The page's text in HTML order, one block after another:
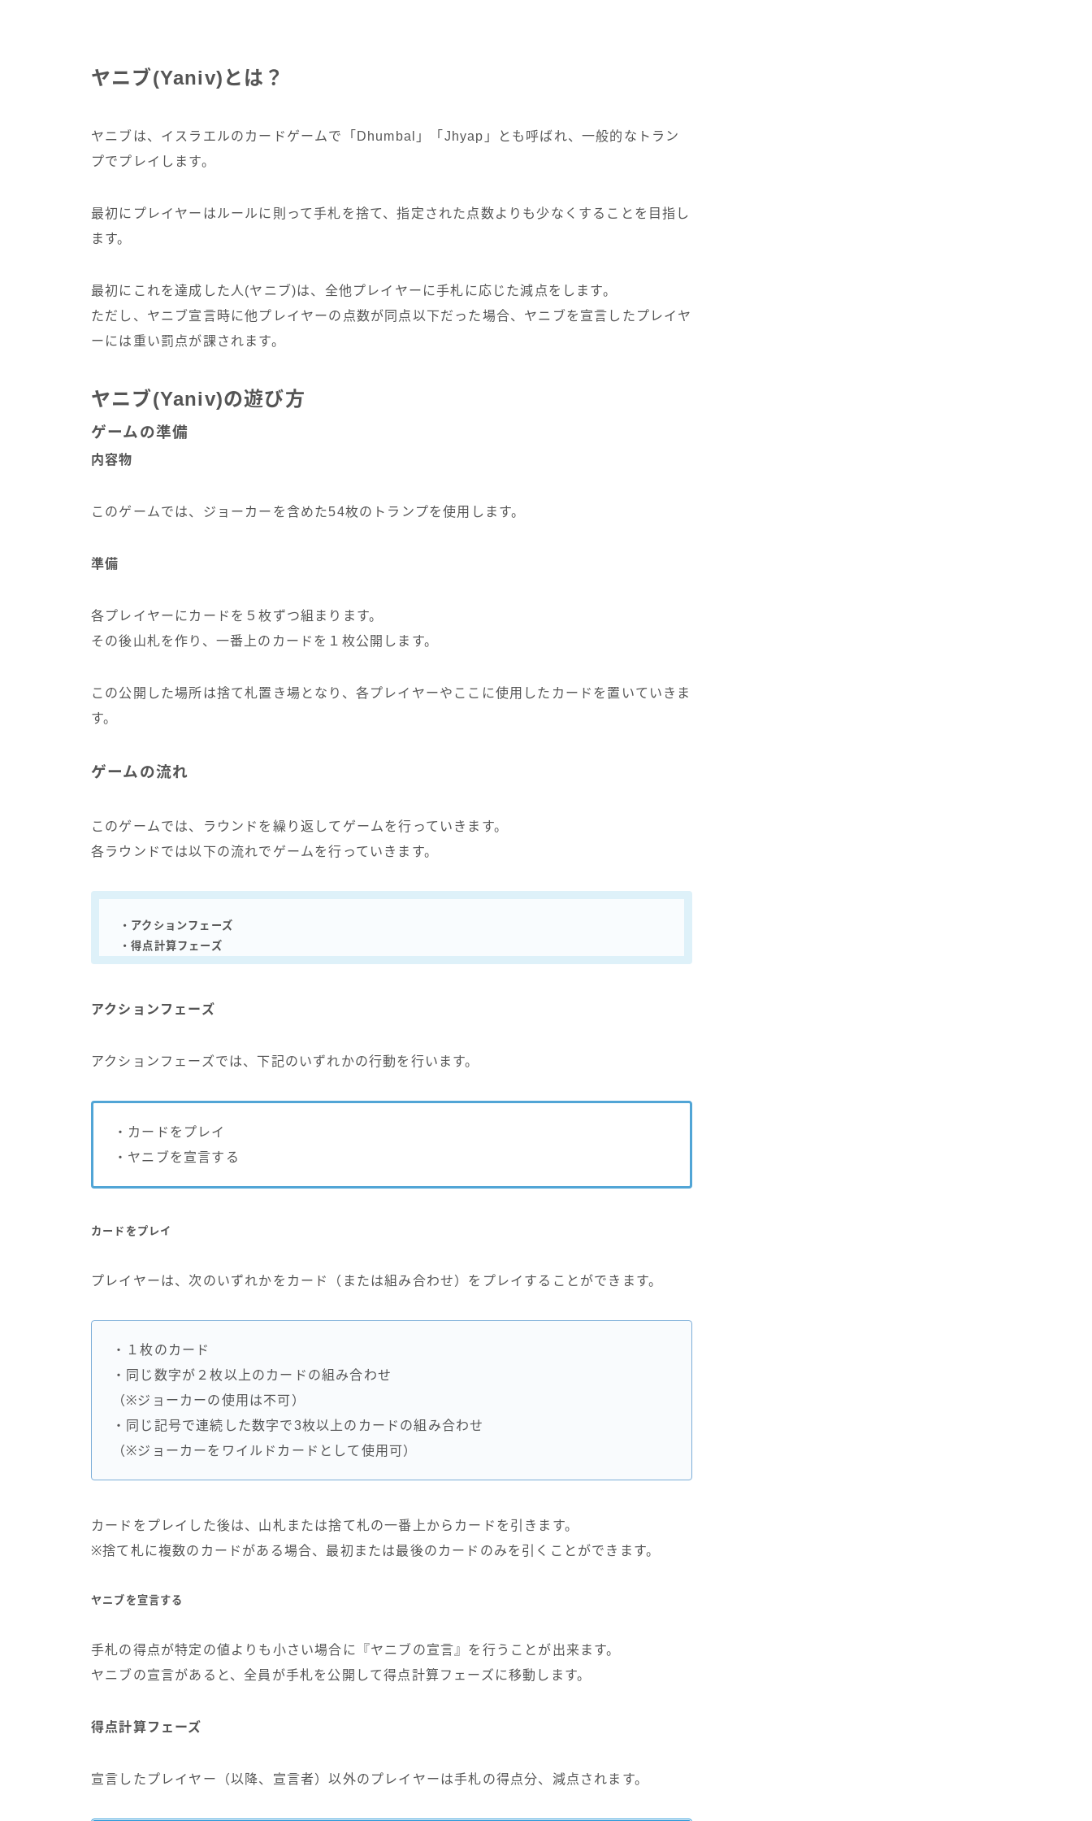
ヤニブ(Yaniv)とは？
ヤニブは、イスラエルのカードゲームで「Dhumbal」「Jhyap」とも呼ばれ、一般的なトラン
プでプレイします。
最初にプレイヤーはルールに則って手札を捨て、指定された点数よりも少なくすることを目指し
ます。
最初にこれを達成した人(ヤニブ)は、全他プレイヤーに手札に応じた減点をします。
ただし、ヤニブ宣言時に他プレイヤーの点数が同点以下だった場合、ヤニブを宣言したプレイヤ
ーには重い罰点が課されます。
ヤニブ(Yaniv)の遊び方
ゲームの準備
内容物
このゲームでは、ジョーカーを含めた54枚のトランプを使用します。
準備
各プレイヤーにカードを５枚ずつ組まります。
その後山札を作り、一番上のカードを１枚公開します。
この公開した場所は捨て札置き場となり、各プレイヤーやここに使用したカードを置いていきま
す。
ゲームの流れ
このゲームでは、ラウンドを繰り返してゲームを行っていきます。
各ラウンドでは以下の流れでゲームを行っていきます。
・アクションフェーズ
・得点計算フェーズ
アクションフェーズ
アクションフェーズでは、下記のいずれかの行動を行います。
・カードをプレイ
・ヤニブを宣言する
カードをプレイ
プレイヤーは、次のいずれかをカード（または組み合わせ）をプレイすることができます。
・１枚のカード
・同じ数字が２枚以上のカードの組み合わせ
（※ジョーカーの使用は不可）
・同じ記号で連続した数字で3枚以上のカードの組み合わせ
（※ジョーカーをワイルドカードとして使用可）
カードをプレイした後は、山札または捨て札の一番上からカードを引きます。
※捨て札に複数のカードがある場合、最初または最後のカードのみを引くことができます。
ヤニブを宣言する
手札の得点が特定の値よりも小さい場合に『ヤニブの宣言』を行うことが出来ます。
ヤニブの宣言があると、全員が手札を公開して得点計算フェーズに移動します。
得点計算フェーズ
宣言したプレイヤー（以降、宣言者）以外のプレイヤーは手札の得点分、減点されます。